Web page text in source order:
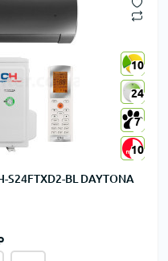
10
24
7
10
10
24
7
10
BL DAYTONA